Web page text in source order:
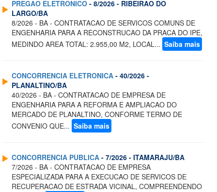
PREGAO ELETRONICO - 8/2026 - RIBEIRAO DO
LARGO/BA
8/2026 - BA - CONTRATACAO DE SERVICOS COMUNS DE
ENGENHARIA PARA A RECONSTRUCAO DA PRACA DO IPE,
MEDINDO AREA TOTAL: 2.955,00 M2, LOCAL... Saiba mais
CONCORRENCIA ELETRONICA - 40/2026 -
PLANALTINO/BA
40/2026 - BA - CONTRATACAO DE EMPRESA DE
ENGENHARIA PARA A REFORMA E AMPLIACAO DO
MERCADO DE PLANALTINO, CONFORME TERMO DE
CONVENIO QUE... Saiba mais
CONCORRENCIA PUBLICA - 7/2026 - ITAMARAJU/BA
7/2026 - BA - CONTRATACAO DE EMPRESA
ESPECIALIZADA PARA A EXECUCAO DE SERVICOS DE
RECUPERACAO DE ESTRADA VICINAL, COMPREENDENDO